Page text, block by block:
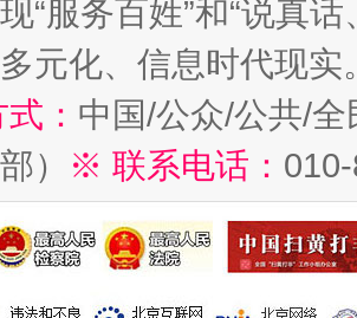
“服务百姓”和“说真
元化、信息时代现实
： 中国/公众/公共/
）
※ 联系电话：